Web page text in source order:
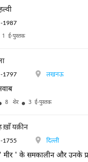
1987
1 ई-पुस्तक
1797 लखनऊ
8 शेर 3 ई-पुस्तक
ख़ाँ यक़ीन
1755 दिल्ली
मीर ' के समकालीन और उनके